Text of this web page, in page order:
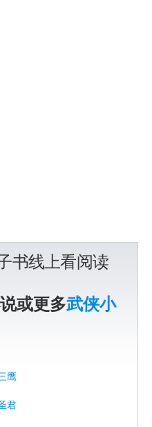
书线上看阅读
或更多武侠小
鹰
君